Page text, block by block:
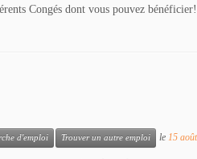
Congés dont vous pouvez bénéficier!
d'emploi Trouver un autre emploi le 15